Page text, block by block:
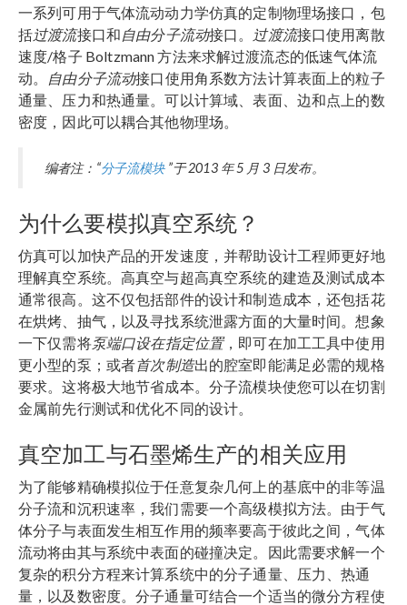
一系列可用于气体流动动力学仿真的定制物理场接口，包
括过渡流接口和自由分子流动接口。 过渡流接口使用离散
速度/格子 Boltzmann 方法来求解过渡流态的低速气体流
动。 自由分子流动接口使用角系数方法计算表面上的粒子
通量、压力和热通量。可以计算域、表面、边和点上的数
密度，因此可以耦合其他物理场。
编者注：“分子流模块”于 2013 年 5 月 3 日发布。
为什么要模拟真空系统？
仿真可以加快产品的开发速度，并帮助设计工程师更好地
理解真空系统。高真空与超高真空系统的建造及测试成本
通常很高。这不仅包括部件的设计和制造成本，还包括花
在烘烤、抽气，以及寻找系统泄露方面的大量时间。想象
一下仅需将泵端口设在指定位置，即可在加工工具中使用
更小型的泵；或者首次制造出的腔室即能满足必需的规格
要求。这将极大地节省成本。分子流模块使您可以在切割
金属前先行测试和优化不同的设计。
真空加工与石墨烯生产的相关应用
为了能够精确模拟位于任意复杂几何上的基底中的非等温
分子流和沉积速率，我们需要一个高级模拟方法。由于气
体分子与表面发生相互作用的频率要高于彼此之间，气体
流动将由其与系统中表面的碰撞决定。因此需要求解一个
复杂的积分方程来计算系统中的分子通量、压力、热通
量，以及数密度。分子通量可结合一个适当的微分方程使